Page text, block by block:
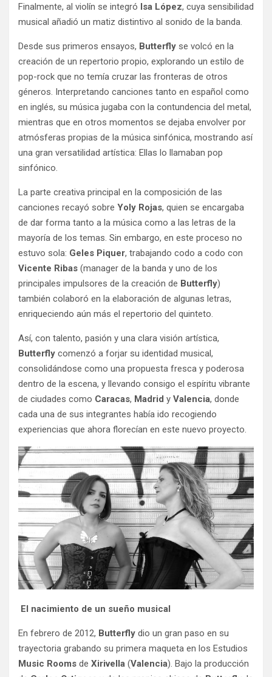
Finalmente, al violín se integró Isa López, cuya sensibilidad
musical añadió un matiz distintivo al sonido de la banda.
Desde sus primeros ensayos, Butterfly se volcó en la
creación de un repertorio propio, explorando un estilo de
pop-rock que no temía cruzar las fronteras de otros
géneros. Interpretando canciones tanto en español como
en inglés, su música jugaba con la contundencia del metal,
mientras que en otros momentos se dejaba envolver por
atmósferas propias de la música sinfónica, mostrando así
una gran versatilidad artística: Ellas lo llamaban pop
sinfónico.
La parte creativa principal en la composición de las
canciones recayó sobre Yoly Rojas, quien se encargaba
de dar forma tanto a la música como a las letras de la
mayoría de los temas. Sin embargo, en este proceso no
estuvo sola: Geles Piquer, trabajando codo a codo con
Vicente Ribas (manager de la banda y uno de los
principales impulsores de la creación de Butterfly)
también colaboró en la elaboración de algunas letras,
enriqueciendo aún más el repertorio del quinteto.
Así, con talento, pasión y una clara visión artística,
Butterfly comenzó a forjar su identidad musical,
consolidándose como una propuesta fresca y poderosa
dentro de la escena, y llevando consigo el espíritu vibrante
de ciudades como Caracas, Madrid y Valencia, donde
cada una de sus integrantes había ido recogiendo
experiencias que ahora florecían en este nuevo proyecto.
El nacimiento de un sueño musical
En febrero de 2012, Butterfly dio un gran paso en su
trayectoria grabando su primera maqueta en los Estudios
Music Rooms de Xirivella (Valencia). Bajo la producción